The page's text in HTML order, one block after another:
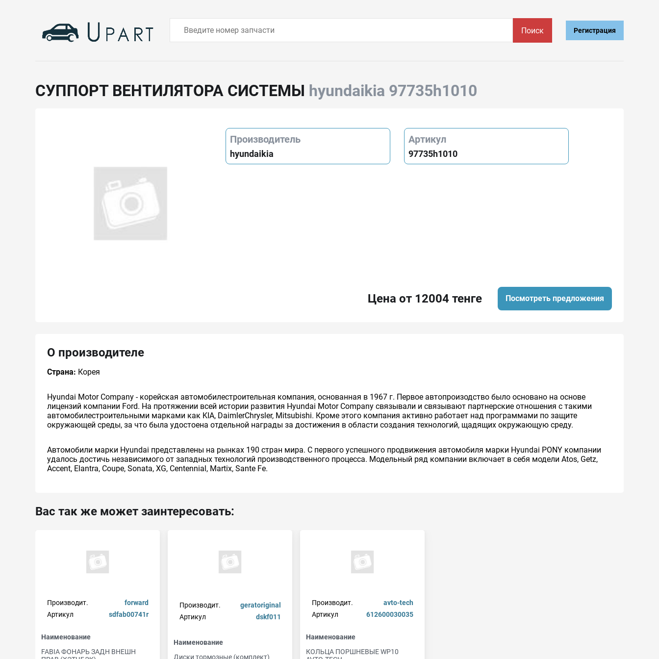
Поиск Регистрация
СУППОРТ ВЕНТИЛЯТОРА СИСТЕМЫ hyundaikia 97735h1010
Производитель
hyundaikia
Артикул
97735h1010
Цена от 12004 тенге Посмотреть предложения
О производителе
Страна: Корея
Hyundai Motor Company - корейская автомобилестроительная компания, основанная в 1967 г. Первое автопроизодство было основано на основе
лицензий компании Ford. На протяжении всей истории развития Hyundai Motor Company связывали и связывают партнерские отношения с такими
автомобилестроительными марками как KIA, DaimlerChrysler, Mitsubishi. Кроме этого компания активно работает над программами по защите
окружающей среды, за что была удостоена отдельной награды за достижения в области создания технологий, щадящих окружающую среду.
Автомобили марки Hyundai представлены на рынках 190 стран мира. C первого успешного продвижения автомобиля марки Hyundai PONY компании
удалось достичь независимого от западных технологий производственного процесса. Модельный ряд компании включает в себя модели Atos, Getz,
Accent, Elantra, Coupe, Sonata, XG, Centennial, Martix, Sante Fe.
Вас так же может заинтересовать:
Производит.
forward
Артикул
sdfab00741r
Наименование
FABIA ФОНАРЬ ЗАДН ВНЕШН
Производит.
geratoriginal
Артикул
dskf011
Наименование
Диски тормозные (комплект)
Производит.
avto-tech
Артикул
612600030035
Наименование
КОЛЬЦА ПОРШНЕВЫЕ WP10